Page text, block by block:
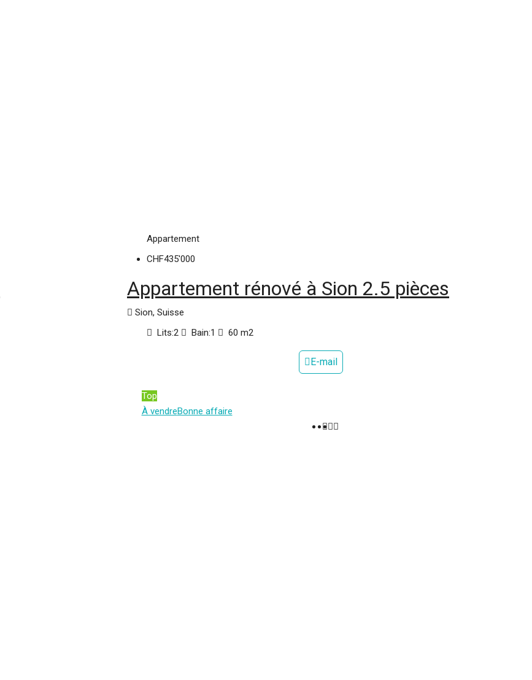
Appartement
CHF435'000
Appartement rénové à Sion 2.5 pièces
Sion, Suisse
Lits:2 Bain:1 60 m2
E-mail
Top
À vendreBonne affaire